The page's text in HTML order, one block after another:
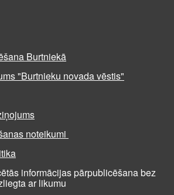
Burtniekā
"Burtnieku novada vēstis"
noteikumi
informācijas pārpublicēšana bez
ar likumu